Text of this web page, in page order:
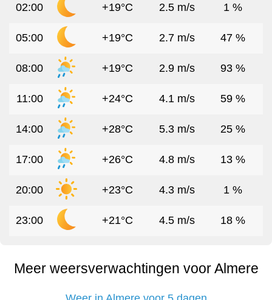
02:00 +19°C 2.5 m/s 1 %
05:00 +19°C 2.7 m/s 47 %
08:00 +19°C 2.9 m/s 93 %
11:00 +24°C 4.1 m/s 59 %
14:00 +28°C 5.3 m/s 25 %
17:00 +26°C 4.8 m/s 13 %
20:00 +23°C 4.3 m/s 1 %
23:00 +21°C 4.5 m/s 18 %
Meer weersverwachtingen voor Almere